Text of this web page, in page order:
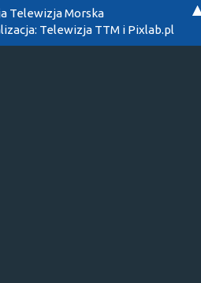
Telewizja Morska
Telewizja TTM i Pixlab.pl